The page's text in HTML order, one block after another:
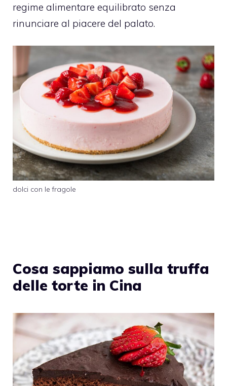
regime alimentare equilibrato senza
rinunciare al piacere del palato.
dolci con le fragole
Cosa sappiamo sulla truffa
delle torte in Cina